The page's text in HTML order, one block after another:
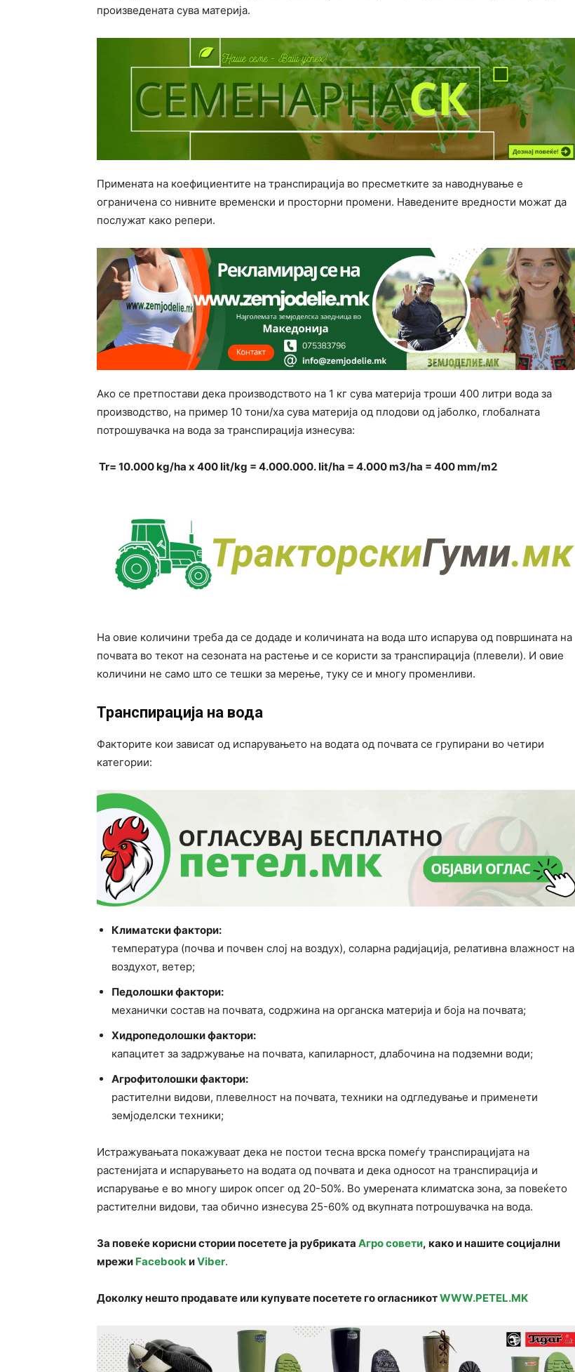
произведената сува материја.
Примената на коефициентите на транспирација во пресметките за наводнување е
ограничена со нивните временски и просторни промени. Наведените вредности можат да
послужат како репери.
Ако се претпостави дека производството на 1 кг сува материја троши 400 литри вода за
производство, на пример 10 тони/ха сува материја од плодови од јаболко, глобалната
потрошувачка на вода за транспирација изнесува:
Tr= 10.000 kg/ha x 400 lit/kg = 4.000.000. lit/ha = 4.000 m3/ha = 400 mm/m2
На овие количини треба да се додаде и количината на вода што испарува од површината на
почвата во текот на сезоната на растење и се користи за транспирација (плевели). И овие
количини не само што се тешки за мерење, туку се и многу променливи.
Транспирација на вода
Факторите кои зависат од испарувањето на водата од почвата се групирани во четири
категории:
Климатски фактори:
температура (почва и почвен слој на воздух), соларна радијација, релативна влажност на
воздухот, ветер;
Педолошки фактори:
механички состав на почвата, содржина на органска материја и боја на почвата;
Хидропедолошки фактори:
капацитет за задржување на почвата, капиларност, длабочина на подземни води;
Агрофитолошки фактори:
растителни видови, плевелност на почвата, техники на одгледување и применети
земјоделски техники;
Истражувањата покажуваат дека не постои тесна врска помеѓу транспирацијата на
растенијата и испарувањето на водата од почвата и дека односот на транспирација и
испарување е во многу широк опсег од 20-50%. Во умерената климатска зона, за повеќето
растителни видови, таа обично изнесува 25-60% од вкупната потрошувачка на вода.
За повеќе корисни стории посетете ја рубриката Агро совети, како и нашите социјални
мрежи FacebookиViber.
Доколку нешто продавате или купувате посетете го огласникотWWW.PETEL.MK